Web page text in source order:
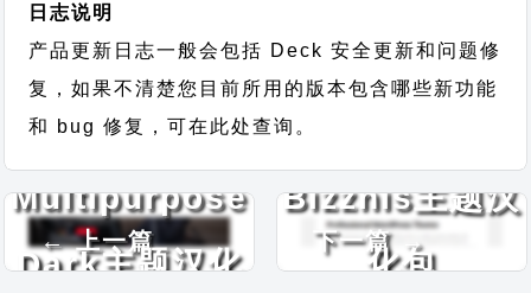
日志说明
产品更新日志一般会包括 Deck 安全更新和问题修
复，如果不清楚您目前所用的版本包含哪些新功能
和 bug 修复，可在此处查询。
← 上一篇
FF
Multipurpose
Dark主题汉化
下一篇 →
Bizznis主题汉
化包